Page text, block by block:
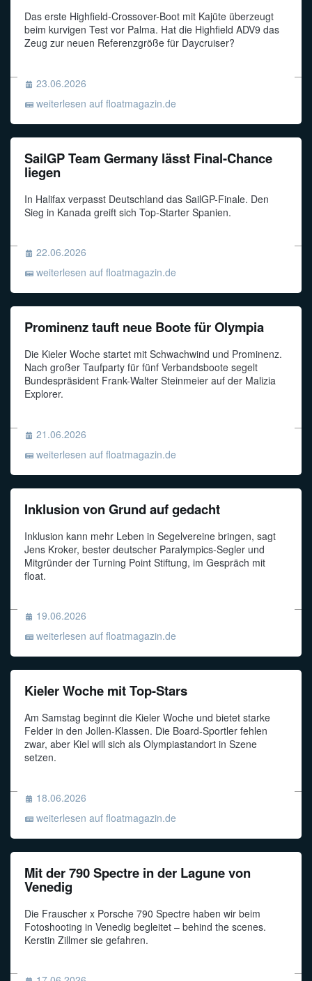
Das erste Highfield-Crossover-Boot mit Kajüte überzeugt
beim kurvigen Test vor Palma. Hat die Highfield ADV9 das
Zeug zur neuen Referenzgröße für Daycruiser?
23.06.2026
weiterlesen auf floatmagazin.de
SailGP Team Germany lässt Final-Chance
liegen
In Halifax verpasst Deutschland das SailGP-Finale. Den
Sieg in Kanada greift sich Top-Starter Spanien.
22.06.2026
weiterlesen auf floatmagazin.de
Prominenz tauft neue Boote für Olympia
Die Kieler Woche startet mit Schwachwind und Prominenz.
Nach großer Taufparty für fünf Verbandsboote segelt
Bundespräsident Frank-Walter Steinmeier auf der Malizia
Explorer.
21.06.2026
weiterlesen auf floatmagazin.de
Inklusion von Grund auf gedacht
Inklusion kann mehr Leben in Segelvereine bringen, sagt
Jens Kroker, bester deutscher Paralympics-Segler und
Mitgründer der Turning Point Stiftung, im Gespräch mit
float.
19.06.2026
weiterlesen auf floatmagazin.de
Kieler Woche mit Top-Stars
Am Samstag beginnt die Kieler Woche und bietet starke
Felder in den Jollen-Klassen. Die Board-Sportler fehlen
zwar, aber Kiel will sich als Olympiastandort in Szene
setzen.
18.06.2026
weiterlesen auf floatmagazin.de
Mit der 790 Spectre in der Lagune von
Venedig
Die Frauscher x Porsche 790 Spectre haben wir beim
Fotoshooting in Venedig begleitet – behind the scenes.
Kerstin Zillmer sie gefahren.